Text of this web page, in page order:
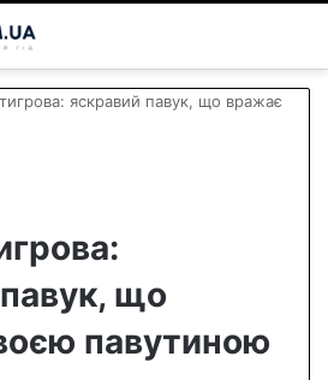
яскравий павук, що вражає
що
павутиною